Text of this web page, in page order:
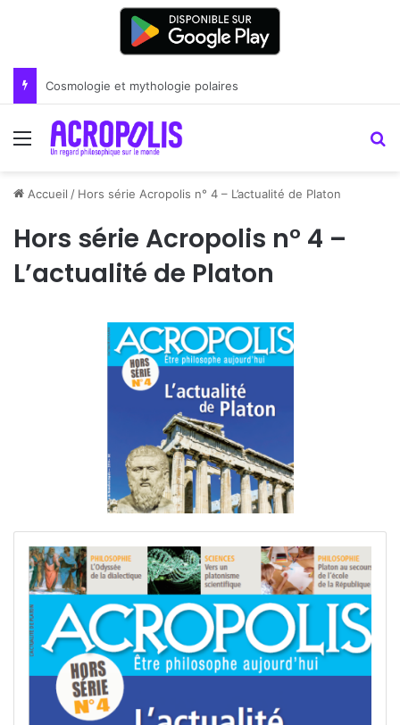
Renoir : la peinture comme un art du lien
Menu
Accueil / Hors série Acropolis n° 4 – L’actualité de Platon
Hors série Acropolis n° 4 –
L’actualité de Platon